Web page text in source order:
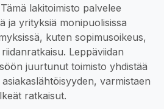
lakitoimisto palvelee
ja yrityksiä monipuolisissa
kuten sopimusoikeus,
Leppäviidan
juurtunut toimisto yhdistää
varmistaen
ratkaisut.